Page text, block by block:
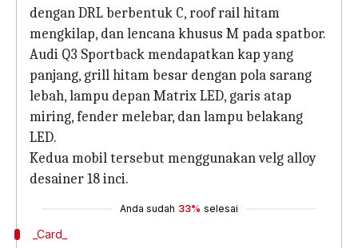
dengan DRL berbentuk C, roof rail hitam
mengkilap, dan lencana khusus M pada spatbor.
Audi Q3 Sportback mendapatkan kap yang
panjang, grill hitam besar dengan pola sarang
lebah, lampu depan Matrix LED, garis atap
miring, fender melebar, dan lampu belakang
LED.
Kedua mobil tersebut menggunakan velg alloy
desainer 18 inci.
Anda sudah 33% selesai
_Card_